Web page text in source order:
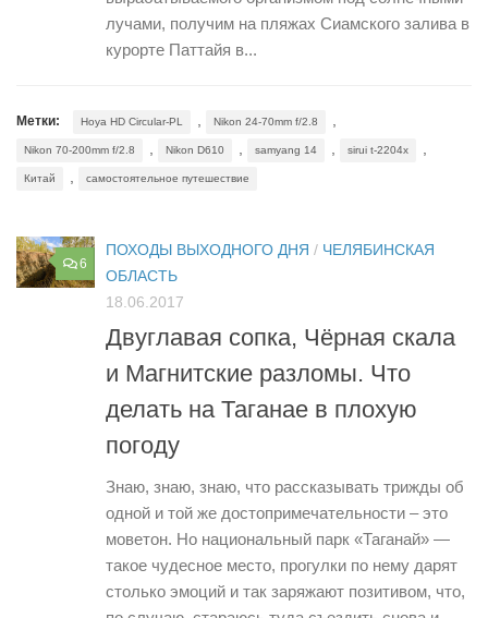
лучами, получим на пляжах Сиамского залива в
курорте Паттайя в...
Метки: Hoya HD Circular-PL Nikon 24-70mm f/2.8
Nikon 70-200mm f/2.8 Nikon D610 samyang 14 sirui t-2204x
Китай самостоятельное путешествие
6
ПОХОДЫ ВЫХОДНОГО ДНЯ / ЧЕЛЯБИНСКАЯ
ОБЛАСТЬ
18.06.2017
Двуглавая сопка, Чёрная скала
и Магнитские разломы. Что
делать на Таганае в плохую
погоду
Знаю, знаю, знаю, что рассказывать трижды об
одной и той же достопримечательности – это
моветон. Но национальный парк «Таганай» —
такое чудесное место, прогулки по нему дарят
столько эмоций и так заряжают позитивом, что,